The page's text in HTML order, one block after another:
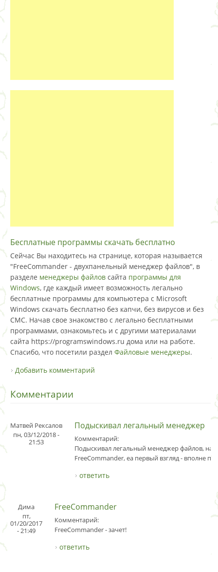
Бесплатные программы скачать бесплатно
Сейчас Вы находитесь на странице, которая называется
"FreeCommander - двухпанельный менеджер файлов", в
разделе менеджеры файлов сайта программы для
Windows, где каждый имеет возможность легально
бесплатные программы для компьютера с Microsoft
Windows скачать бесплатно без капчи, без вирусов и без
СМС. Начав свое знакомство с легально бесплатными
программами, ознакомьтесь и с другими материалами
сайта https://programswindows.ru дома или на работе.
Спасибо, что посетили раздел Файловые менеджеры.
Добавить комментарий
Комментарии
Матвей Рексалов
пн, 03/12/2018 -
21:53
Подыскивал легальный менеджер
Комментарий:
Подыскивал легальный менеджер файлов,
FreeCommander, еа первый взгляд - вполне
ответить
Дима
пт,
01/20/2017
- 21:49
FreeCommander
Комментарий:
FreeCommander - зачет!
ответить